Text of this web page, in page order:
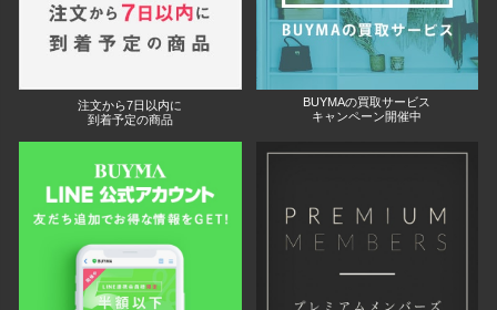
注文から7日以内に
到着予定の商品
BUYMAの買取サービス
キャンペーン開催中